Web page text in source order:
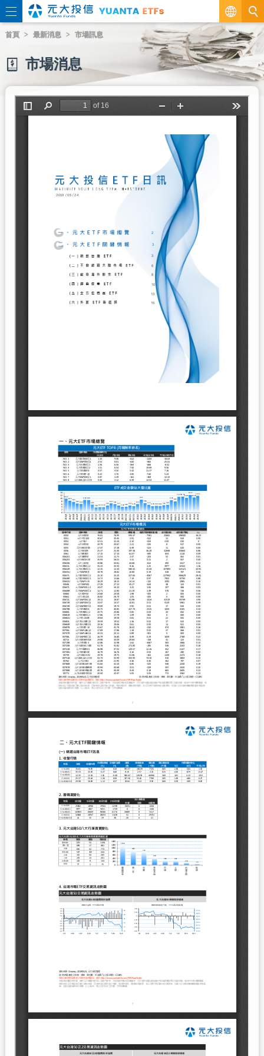
繁
EN
首頁 最新消息 市場訊息
市場消息